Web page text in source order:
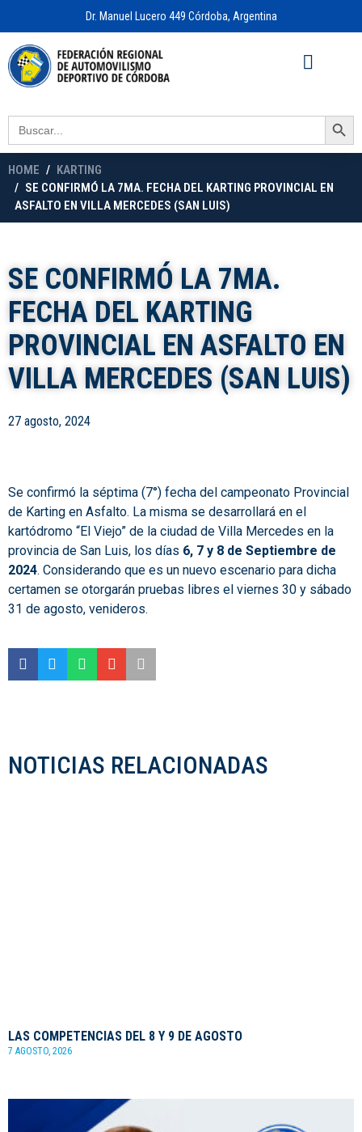
Dr. Manuel Lucero 449 Córdoba, Argentina
Search
for:
Search Button
HOME
KARTING
SE CONFIRMÓ LA 7MA. FECHA DEL KARTING PROVINCIAL EN
ASFALTO EN VILLA MERCEDES (SAN LUIS)
SE CONFIRMÓ LA 7MA.
FECHA DEL KARTING
PROVINCIAL EN ASFALTO EN
VILLA MERCEDES (SAN LUIS)
27 agosto, 2024
Se confirmó la séptima (7°) fecha del campeonato Provincial
de Karting en Asfalto. La misma se desarrollará en el
kartódromo “El Viejo” de la ciudad de Villa Mercedes en la
provincia de San Luis, los días 6, 7 y 8 de Septiembre de
2024. Considerando que es un nuevo escenario para dicha
certamen se otorgarán pruebas libres el viernes 30 y sábado
31 de agosto, venideros.
NOTICIAS RELACIONADAS
LAS COMPETENCIAS DEL 8 Y 9 DE AGOSTO
7 AGOSTO, 2026